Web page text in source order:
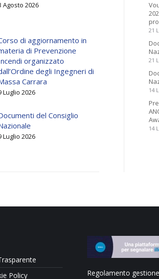
Agosto 2026
di aggiornamento in
di Prevenzione
organizzato
degli Ingegneri di
Carrara
Luglio 2026
del Consiglio
Luglio 2026
21
21
14
14
Policy
Regolamento